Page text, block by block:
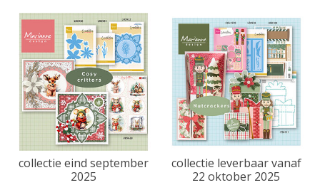
collectie eind september
2025
collectie leverbaar vanaf
22 oktober 2025